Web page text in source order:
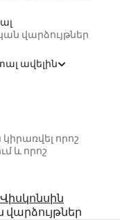
վարձույթներ
ավելին
որոշ
և որոշ
Վիսկոնսին